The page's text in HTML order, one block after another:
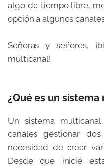
algo de tiempo libre,
opción a algunos
Señoras y señores,
multicanal!
¿Qué es un sistema
Un sistema
canales gestionar
necesidad de crear
Desde que inicié